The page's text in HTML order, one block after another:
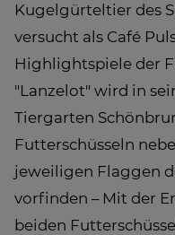
Kugelgürteltier des
versucht als Café
Highlightspiele der
"Lanzelot" wird in
Tiergarten
Futterschüsseln
jeweiligen Flaggen
vorfinden – Mit der
beiden